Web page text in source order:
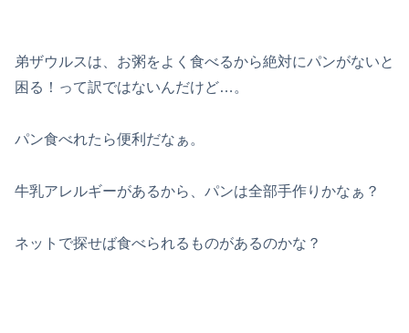
弟ザウルスは、お粥をよく食べるから絶対にパンがないと
困る！って訳ではないんだけど…。
パン食べれたら便利だなぁ。
牛乳アレルギーがあるから、パンは全部手作りかなぁ？
ネットで探せば食べられるものがあるのかな？